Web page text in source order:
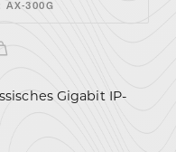
AX-300G
Gigabit IP-